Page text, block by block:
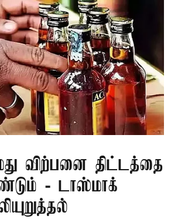
விற்பனை திட்டத்தை
- டாஸ்மாக்